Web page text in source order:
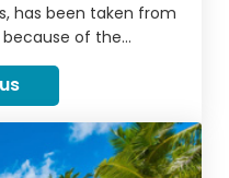
fishing hotspot and a
has been taken from
of the
of the cliffs of